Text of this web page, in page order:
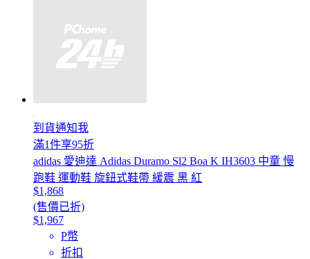
到貨通知我
滿1件享95折
adidas 愛迪達 Adidas Duramo Sl2 Boa K IH3603 中童 慢
跑鞋 運動鞋 旋鈕式鞋帶 緩震 黑 紅
$1,868
(售價已折)
$1,967
P幣
折扣